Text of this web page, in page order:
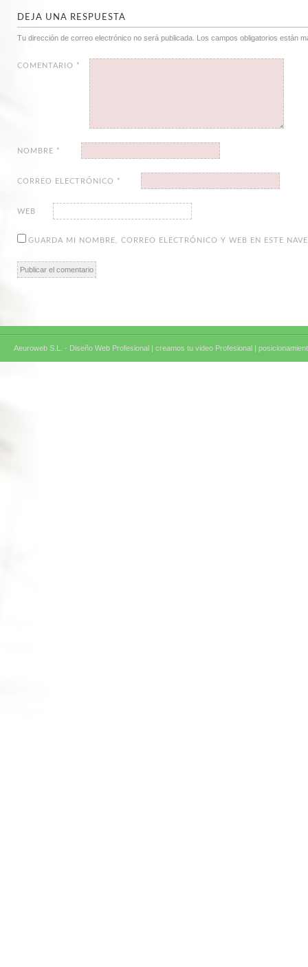
DEJA UNA RESPUESTA
Tu dirección de correo electrónico no será publicada. Los campos obligatorios están
COMENTARIO *
NOMBRE *
CORREO ELECTRÓNICO *
WEB
GUARDA MI NOMBRE, CORREO ELECTRÓNICO Y WEB EN ESTE
Aeuroweb S.L. - Diseño Web Profesional | creamos tu video Profesional |